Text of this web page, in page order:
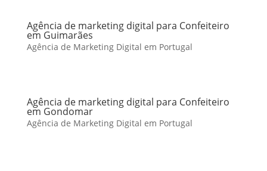
Agência de marketing digital para Confeiteiro
em Guimarães
Agência de Marketing Digital em Portugal
Agência de marketing digital para Confeiteiro
em Gondomar
Agência de Marketing Digital em Portugal